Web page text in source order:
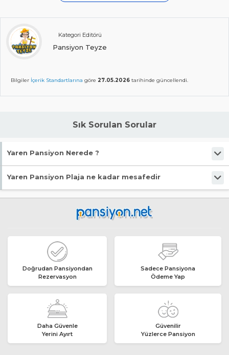
Kategori Editörü
Pansiyon Teyze
Bilgiler İçerik Standartlarına göre 27.05.2026 tarihinde güncellendi.
Sık Sorulan Sorular
Yaren Pansiyon Nerede ?
Yaren Pansiyon Erdek Turanköy bölgesi, Büyükova Mahallesindedir.
Yaren Pansiyon Plaja ne kadar mesafedir
Yaren Pansiyon Büyükova halk plajına 20m mesafededir.
Doğrudan Pansiyondan
Rezervasyon
Sadece Pansiyona
Ödeme Yap
Daha Güvenle
Yerini Ayırt
Güvenilir
Yüzlerce Pansiyon